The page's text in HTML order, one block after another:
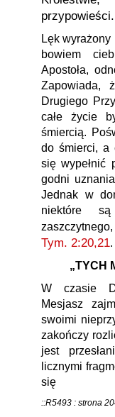
przypowieści.
Lęk wyrażony
bowiem
Apostoła,
Zapowiada,
Drugiego
całe życie
śmiercią.
do śmierci, a
się wypełnić
godni
Jednak w
niektóre
Tym. 2:20,21.
„TYCH
W czasie
Mesjasz
swoimi
zakończy
jest
licznymi
się
::R5493 : strona